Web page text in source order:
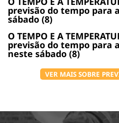
previsão do tempo para
sábado (8)
O TEMPO E A
previsão do tempo para
neste sábado (8)
VER MAIS SOBRE